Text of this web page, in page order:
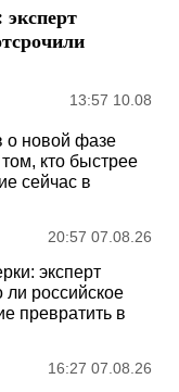
13:57 10.08
о новой фазе
кто быстрее
сейчас в
20:57 07.08.26
эксперт
российское
превратить в
16:27 07.08.26